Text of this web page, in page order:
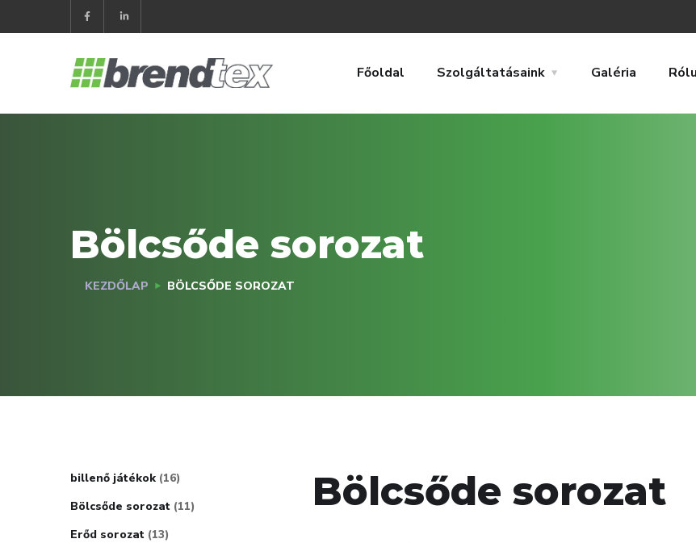
Főoldal Szolgáltatásaink Galéria
Bölcsőde sorozat
KEZDŐLAP BÖLCSŐDE SOROZAT
Bölcsőde sorozat
billenő játékok 16
Bölcsőde sorozat 11
Erőd sorozat 13